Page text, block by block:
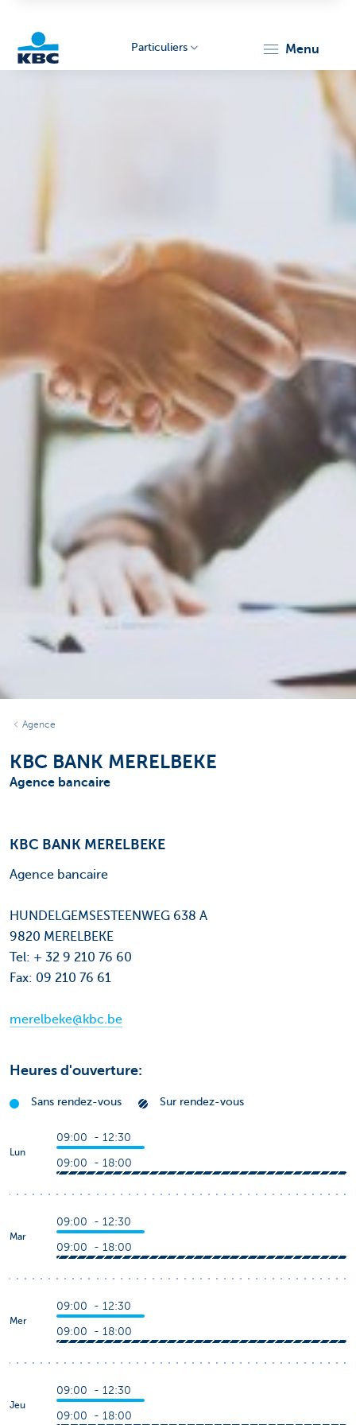
Particuliers menu
Agence
KBC BANK MERELBEKE
Agence bancaire
KBC BANK MERELBEKE
Agence bancaire
HUNDELGEMSESTEENWEG 638 A
9820 MERELBEKE
Tel: + 32 9 210 76 60
Fax: 09 210 76 61
merelbeke@kbc.be
Heures d'ouverture:
Sans rendez-vous Sur rendez-vous
Lun
09:00 - 12:30
09:00 - 18:00
Mar
09:00 - 12:30
09:00 - 18:00
Mer
09:00 - 12:30
09:00 - 18:00
Jeu
09:00 - 12:30
09:00 - 18:00